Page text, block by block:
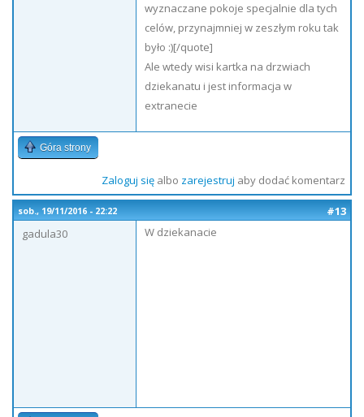
wyznaczane pokoje specjalnie dla tych
celów, przynajmniej w zeszłym roku tak
było :)[/quote]
Ale wtedy wisi kartka na drzwiach
dziekanatu i jest informacja w
extranecie
Góra strony
Zaloguj sięalbo zarejestruj aby dodać komentarz
sob., 19/11/2016 - 22:22
#13
gadula30
W dziekanacie